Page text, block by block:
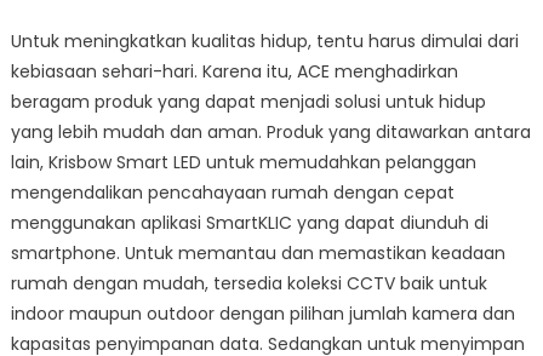
Untuk meningkatkan kualitas hidup, tentu harus dimulai dari
kebiasaan sehari-hari. Karena itu, ACE menghadirkan
beragam produk yang dapat menjadi solusi untuk hidup
yang lebih mudah dan aman. Produk yang ditawarkan antara
lain, Krisbow Smart LED untuk memudahkan pelanggan
mengendalikan pencahayaan rumah dengan cepat
menggunakan aplikasi SmartKLIC yang dapat diunduh di
smartphone. Untuk memantau dan memastikan keadaan
rumah dengan mudah, tersedia koleksi CCTV baik untuk
indoor maupun outdoor dengan pilihan jumlah kamera dan
kapasitas penyimpanan data. Sedangkan untuk menyimpan